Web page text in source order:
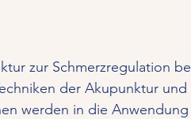
zur Schmerzregulation
der Akupunktur
werden in die Anwendung